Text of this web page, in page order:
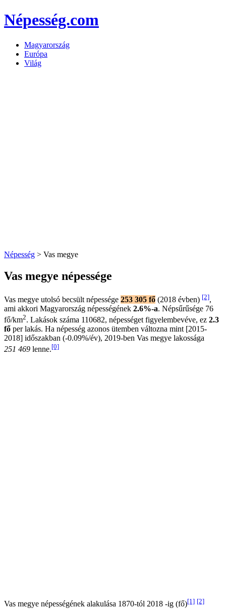
Népesség.com
Magyarország
Európa
Világ
Népesség > Vas megye
Vas megye népessége
Vas megye utolsó becsült népessége 253 305 fő (2018 évben) [2],
ami akkori Magyarország népességének 2.6%-a. Népsűrűsége 76
fő/km2. Lakások száma 110682, népességet figyelembevéve, ez 2.3
fő per lakás. Ha népesség azonos ütemben változna mint [2015-
2018] időszakban (-0.09%/év), 2019-ben Vas megye lakossága
251 469 lenne.[0]
Vas megye népességének alakulása 1870-tól 2018 -ig (fő)[1] [2]